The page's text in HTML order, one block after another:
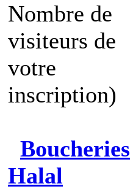
Nombre de
visiteurs de
votre
inscription)
Boucheries
Halal